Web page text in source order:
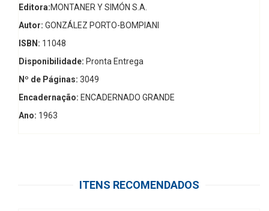
Editora:MONTANER Y SIMÓN S.A.
Autor: GONZÁLEZ PORTO-BOMPIANI
ISBN: 11048
Disponibilidade: Pronta Entrega
Nº de Páginas: 3049
Encadernação: ENCADERNADO GRANDE
Ano: 1963
ITENS RECOMENDADOS